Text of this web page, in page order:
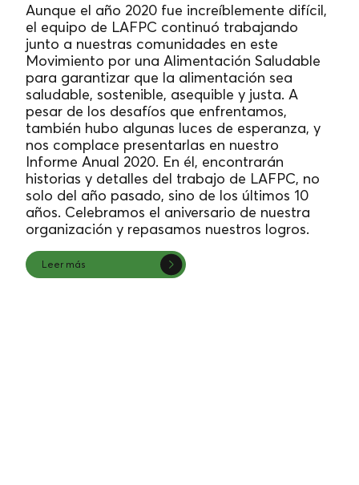
Aunque el año 2020 fue increíblemente difícil,
el equipo de LAFPC continuó trabajando
junto a nuestras comunidades en este
Movimiento por una Alimentación Saludable
para garantizar que la alimentación sea
saludable, sostenible, asequible y justa. A
pesar de los desafíos que enfrentamos,
también hubo algunas luces de esperanza, y
nos complace presentarlas en nuestro
Informe Anual 2020. En él, encontrarán
historias y detalles del trabajo de LAFPC, no
solo del año pasado, sino de los últimos 10
años. Celebramos el aniversario de nuestra
organización y repasamos nuestros logros.
Leer más